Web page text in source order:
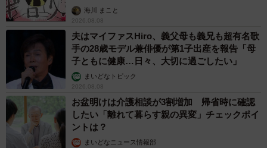
海川 まこと
2026.08.08
夫はマイファスHiro、義父母も義兄も超有名歌
手の28歳モデル兼俳優が第1子出産を報告「母
子ともに健康…日々、大切に過ごしたい」
まいどなトピック
2026.08.08
お盆明けは介護相談が3割増加 帰省時に確認
したい「離れて暮らす親の異変」チェックポイ
ントは？
まいどなニュース情報部